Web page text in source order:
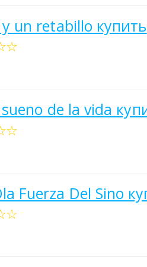
un retabillo купить
de la vida
Fuerza Del Sino